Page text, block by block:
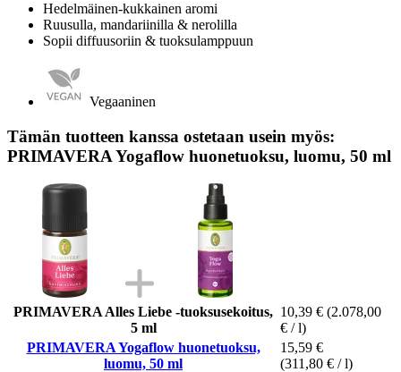
Hedelmäinen-kukkainen aromi
Ruusulla, mandariinilla & nerolilla
Sopii diffuusoriin & tuoksulamppuun
Vegaaninen
Tämän tuotteen kanssa ostetaan usein myös:
PRIMAVERA Yogaflow huonetuoksu, luomu, 50 ml
PRIMAVERA Alles Liebe -tuoksusekoitus,
5 ml
10,39 € (2.078,00
€ / l)
PRIMAVERA Yogaflow huonetuoksu,
luomu, 50 ml
15,59 €
(311,80 € / l)